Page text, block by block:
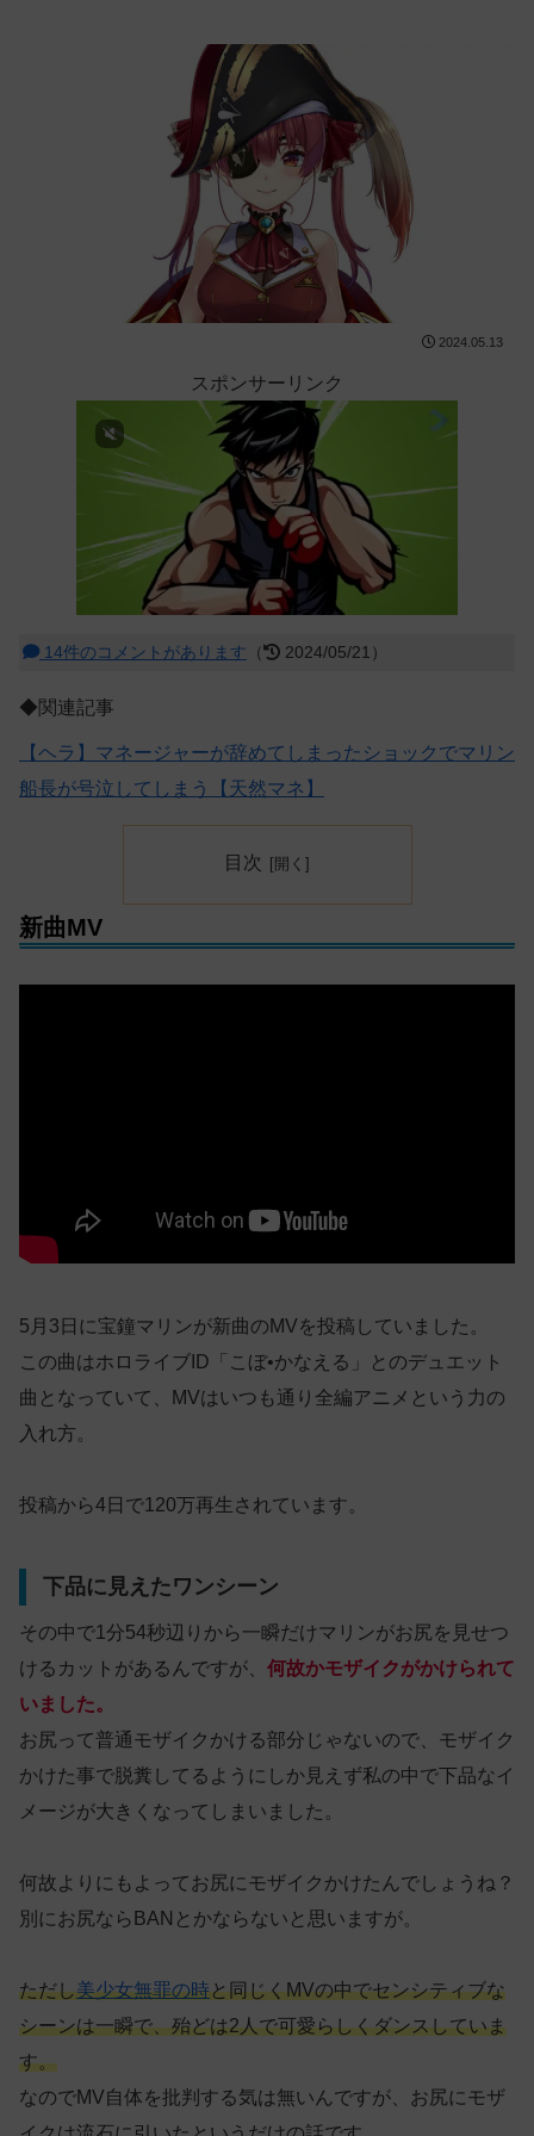
2024.05.13
スポンサーリンク
14件のコメントがあります （ 2024/05/21）
◆関連記事
【ヘラ】マネージャーが辞めてしまったショックでマリン
船長が号泣してしまう【天然マネ】
目次
新曲MV
5月3日に宝鐘マリンが新曲のMVを投稿していました。
この曲はホロライブID「こぼ•かなえる」とのデュエット
曲となっていて、MVはいつも通り全編アニメという力の
入れ方。
投稿から4日で120万再生されています。
下品に見えたワンシーン
その中で1分54秒辺りから一瞬だけマリンがお尻を見せつ
けるカットがあるんですが、 何故かモザイクがかけられて
いました。
お尻って普通モザイクかける部分じゃないので、モザイク
かけた事で脱糞してるようにしか見えず私の中で下品なイ
メージが大きくなってしまいました。
何故よりにもよってお尻にモザイクかけたんでしょうね？
別にお尻ならBANとかならないと思いますが。
ただし美少女無罪の時と同じくMVの中でセンシティブな
シーンは一瞬で、殆どは2人で可愛らしくダンスしていま
す。
なのでMV自体を批判する気は無いんですが、お尻にモザ